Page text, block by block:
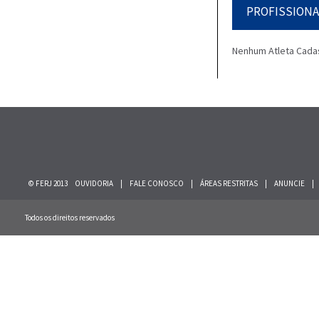
Nenhum Atleta
© FERJ 2013 OUVIDORIA FALE CONOSCO ÁREAS RESTRITAS ANUNCIE
Todos os direitos reservados